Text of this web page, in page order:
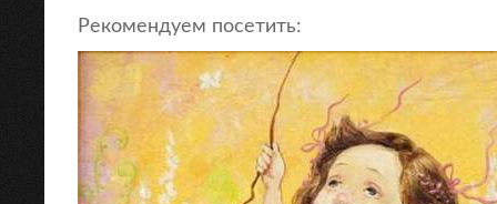
Рекомендуем посетить: